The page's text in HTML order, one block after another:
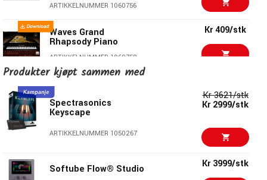
ARTIKKELNUMMER 1060756
Waves Grand
Rhapsody Piano
ARTIKKELNUMMER 1060758
Kr 409/stk
Klevgrand Elpiano
ARTIKKELNUMMER 1090334
Kr 777/stk
ARTIKKELNUMMER 1085247
Kr 260/stk
Produkter kjøpt sammen med
Spectrasonics
Keyscape
ARTIKKELNUMMER 1050267
Kr 3621/stk
Kr 2999/stk
Softube Flow® Studio Kr 3999/stk